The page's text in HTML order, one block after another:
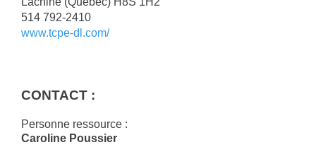
514 792-2410
www.tcpe-dl.com/
CONTACT :
Personne ressource :
Caroline Poussier